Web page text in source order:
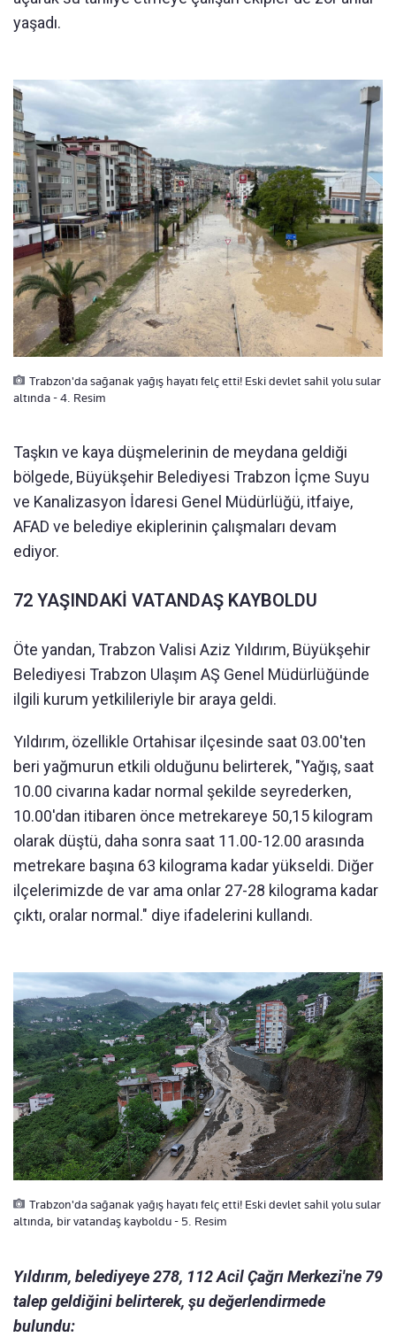
yaşadı.
Trabzon'da sağanak yağış hayatı felç etti! Eski devlet sahil yolu sular
altında - 4. Resim
Taşkın ve kaya düşmelerinin de meydana geldiği
bölgede, Büyükşehir Belediyesi Trabzon İçme Suyu
ve Kanalizasyon İdaresi Genel Müdürlüğü, itfaiye,
AFAD ve belediye ekiplerinin çalışmaları devam
ediyor.
72 YAŞINDAKİ VATANDAŞ KAYBOLDU
Öte yandan, Trabzon Valisi Aziz Yıldırım, Büyükşehir
Belediyesi Trabzon Ulaşım AŞ Genel Müdürlüğünde
ilgili kurum yetkilileriyle bir araya geldi.
Yıldırım, özellikle Ortahisar ilçesinde saat 03.00'ten
beri yağmurun etkili olduğunu belirterek, "Yağış, saat
10.00 civarına kadar normal şekilde seyrederken,
10.00'dan itibaren önce metrekareye 50,15 kilogram
olarak düştü, daha sonra saat 11.00-12.00 arasında
metrekare başına 63 kilograma kadar yükseldi. Diğer
ilçelerimizde de var ama onlar 27-28 kilograma kadar
çıktı, oralar normal." diye ifadelerini kullandı.
Trabzon'da sağanak yağış hayatı felç etti! Eski devlet sahil yolu sular
altında, bir vatandaş kayboldu - 5. Resim
Yıldırım, belediyeye 278, 112 Acil Çağrı Merkezi'ne 79
talep geldiğini belirterek, şu değerlendirmede
bulundu: